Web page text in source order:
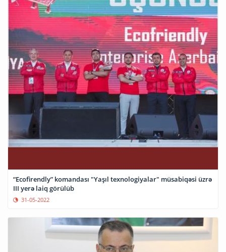
“Ecofirendly” komandası "Yaşıl texnologiyalar" müsabiqəsi üzrə
III yerə laiq görülüb
31-05-2022